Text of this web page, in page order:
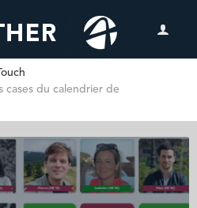
cases du calendrier de